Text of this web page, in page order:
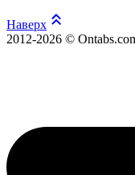
Наверх
2012-2026 ©